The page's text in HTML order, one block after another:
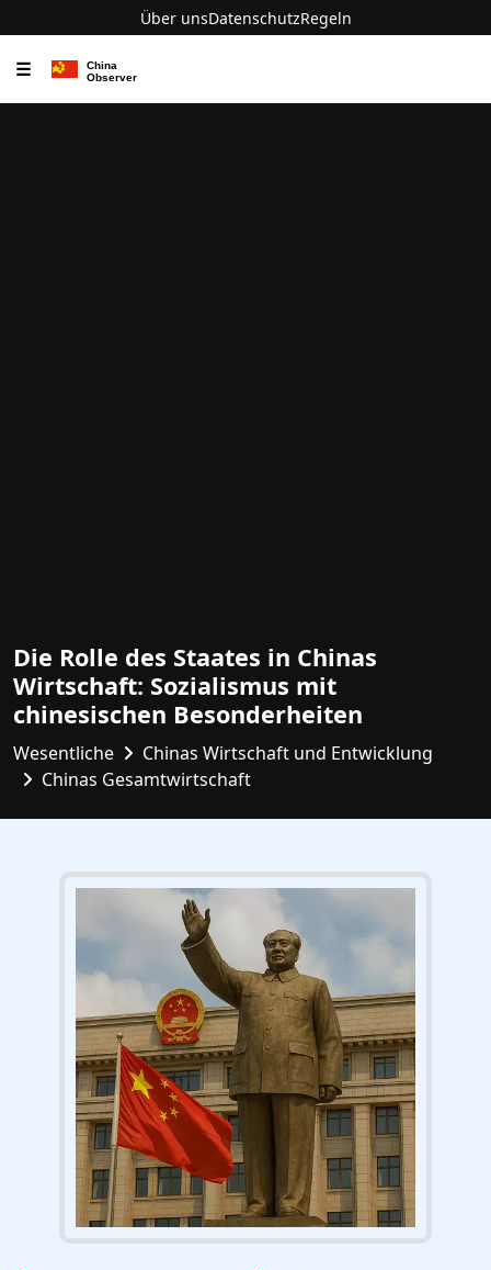
Über unsDatenschutzRegeln
☰
Die Rolle des Staates in Chinas
Wirtschaft: Sozialismus mit
chinesischen Besonderheiten
Wesentliche
Chinas Wirtschaft und Entwicklung
Chinas Gesamtwirtschaft